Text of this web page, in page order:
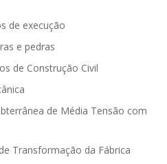
de execução
e pedras
de Construção Civil
de Média Tensão com
Transformação da Fábrica